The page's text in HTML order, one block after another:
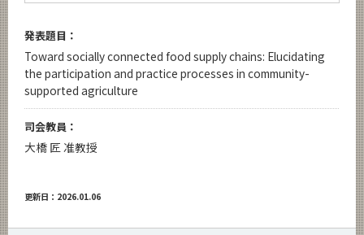
発表題目：
Toward socially connected food supply chains: Elucidating
the participation and practice processes in community-
supported agriculture
司会教員：
大橋 匠 准教授
更新日：2026.01.06